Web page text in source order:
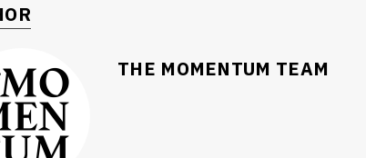
THE MOMENTUM TEAM